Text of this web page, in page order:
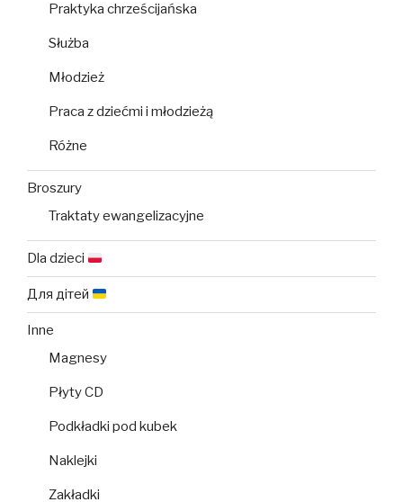
Praktyka chrześcijańska
Służba
Młodzież
Praca z dziećmi i młodzieżą
Różne
Broszury
Traktaty ewangelizacyjne
Dla dzieci
Для дітей
Inne
Magnesy
Płyty CD
Podkładki pod kubek
Naklejki
Zakładki